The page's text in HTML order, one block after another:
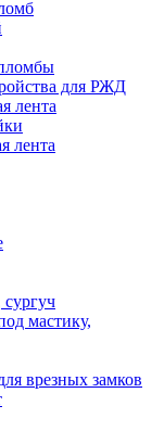
для РЖД
лента
лента
мастику,
врезных замков